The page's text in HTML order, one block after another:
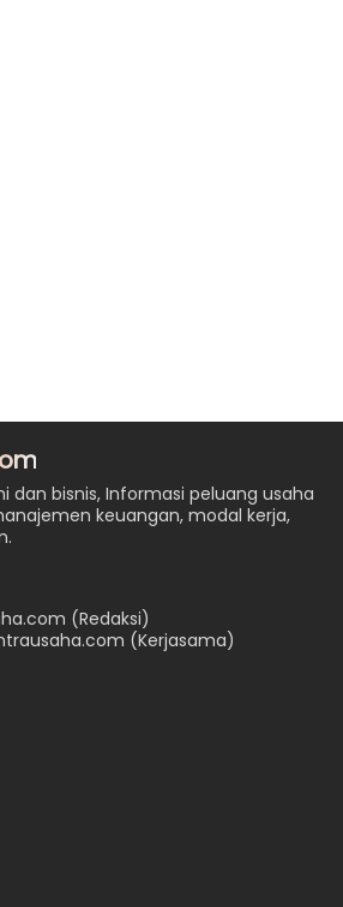
dan bisnis, Informasi peluang usaha
keuangan, modal kerja,
(Redaksi)
(Kerjasama)